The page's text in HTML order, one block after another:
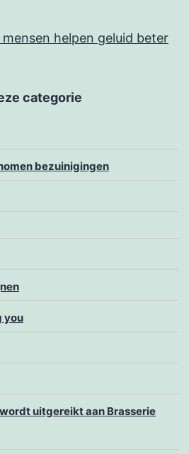
mensen helpen geluid beter
categorie
bezuinigingen
you
uitgereikt aan Brasserie